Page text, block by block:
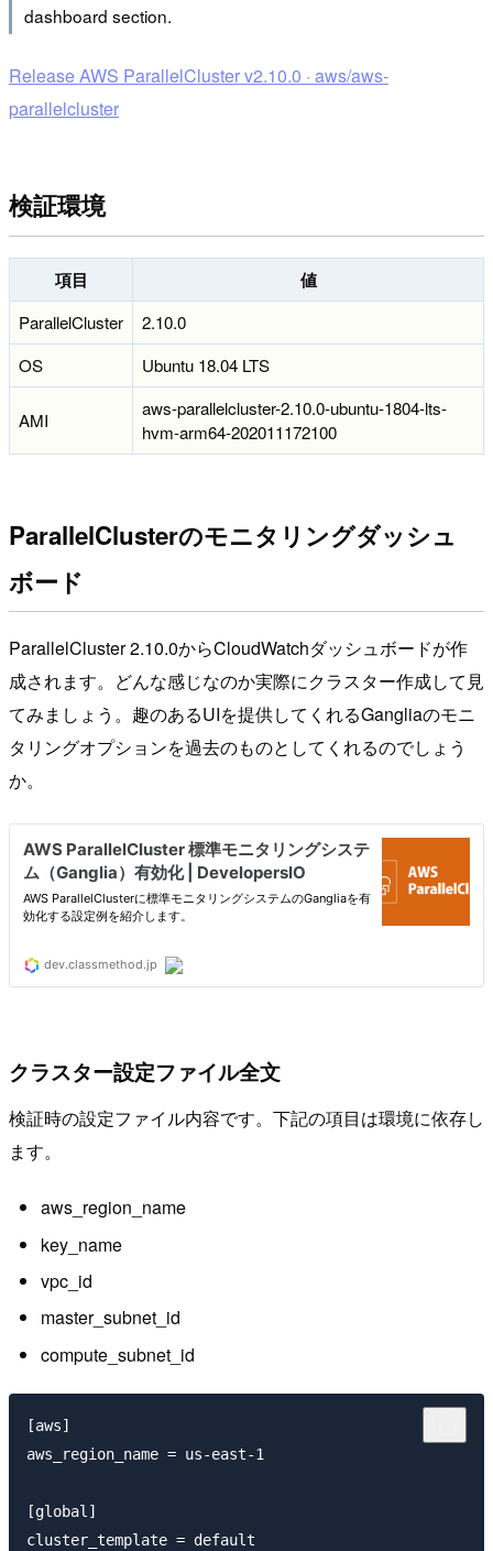
dashboard section.
Release AWS ParallelCluster v2.10.0 · aws/aws-
parallelcluster
検証環境
項目 値
ParallelCluster
2.10.0
OS
Ubuntu 18.04 LTS
AMI
aws-parallelcluster-2.10.0-ubuntu-1804-lts-
hvm-arm64-202011172100
ParallelClusterのモニタリングダッシュ
ボード
ParallelCluster 2.10.0からCloudWatchダッシュボードが作
成されます。どんな感じなのか実際にクラスター作成して見
てみましょう。趣のあるUIを提供してくれるGangliaのモニ
タリングオプションを過去のものとしてくれるのでしょう
か。
クラスター設定ファイル全文
検証時の設定ファイル内容です。下記の項目は環境に依存し
ます。
aws_region_name
key_name
vpc_id
master_subnet_id
compute_subnet_id
[aws]
aws_region_name = us-east-1
[global]
cluster_template = default